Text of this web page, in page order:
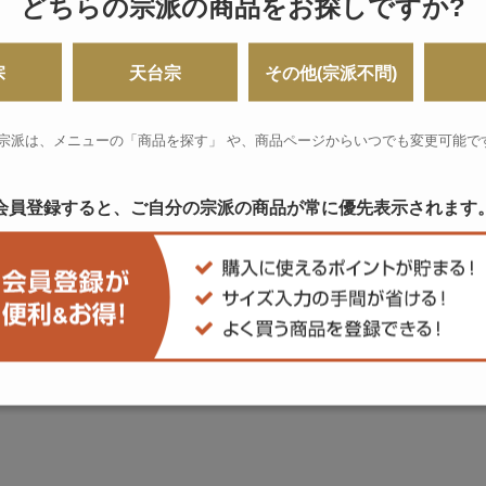
どちらの宗派の商品をお探しですか?
天台宗 その他(宗派不問)
派は、メニューの「商品を探す」 や、 商品ページからいつでも変更可能で
員登録すると、ご自分の宗派の商品が常に優先表示されます。